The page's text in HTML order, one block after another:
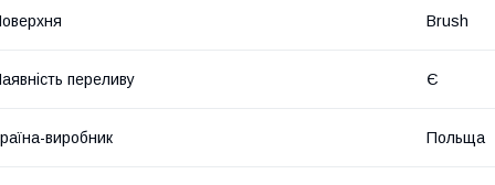
Brush
переливу Є
виробник Польща